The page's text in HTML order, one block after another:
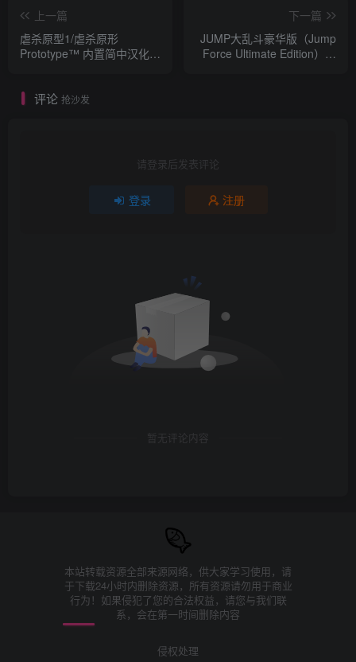
上一篇
虐杀原型1/虐杀原形
Prototype™ 内置简中汉化
率补丁
下一篇
JUMP大乱斗豪华版（Jump
Force Ultimate Edition）港
评论 抢沙发
请登录后发表评论
登录 注册
暂无评论内容
本站转载资源全部来源网络，供大家学习使用，请
于下载24小时内删除资源，所有资源请勿用于商业
行为！如果侵犯了您的合法权益，请您与我们联
系，会在第一时间删除内容
侵权处理